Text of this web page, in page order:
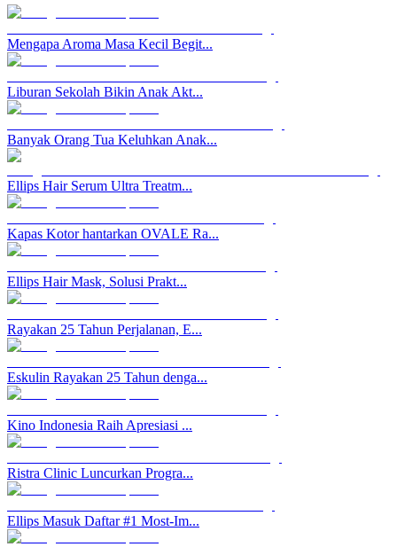
Mengapa Aroma Masa Kecil Begit...
Liburan Sekolah Bikin Anak Akt...
Banyak Orang Tua Keluhkan Anak...
Ellips Hair Serum Ultra Treatm...
Kapas Kotor hantarkan OVALE Ra...
Ellips Hair Mask, Solusi Prakt...
Rayakan 25 Tahun Perjalanan, E...
Eskulin Rayakan 25 Tahun denga...
Kino Indonesia Raih Apresiasi ...
Ristra Clinic Luncurkan Progra...
Ellips Masuk Daftar #1 Most-Im...